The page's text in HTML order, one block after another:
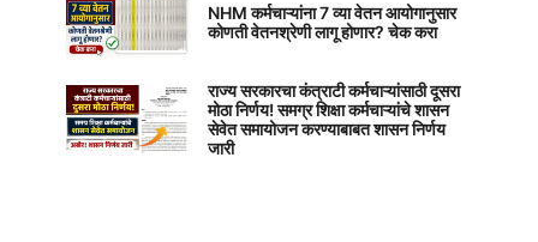
NHM कर्मचाऱ्यांना 7 व्या वेतन आयोगानुसार
कोणती वेतनश्रेणी लागू होणार? चेक करा
राज्य सरकारचा कंत्राटी कर्मचाऱ्यांसाठी दूसरा
मोठा निर्णय! समग्र शिक्षा कर्मचाऱ्यांचे शासन
सेवेत समायोजन करण्याबाबत शासन निर्णय
जारी